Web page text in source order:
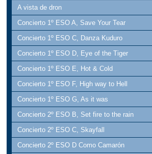
A vista de dron
Concierto 1º ESO A, Save Your Tear
Concierto 1º ESO C, Danza Kuduro
Concierto 1º ESO D, Eye of the Tiger
Concierto 1º ESO E, Hot & Cold
Concierto 1º ESO F, High way to Hell
Concierto 1º ESO G, As it was
Concierto 2º ESO B, Set fire to the rain
Concierto 2º ESO C, Skayfall
Concierto 2º ESO D Como Camarón